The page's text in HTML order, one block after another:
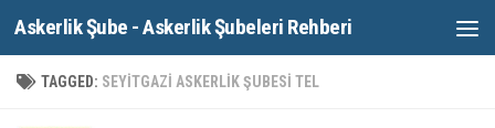
Skip to content
Askerlik Şube - Askerlik Şubeleri Rehberi
TAGGED: SEYITGAZI ASKERLIK ŞUBESI TEL